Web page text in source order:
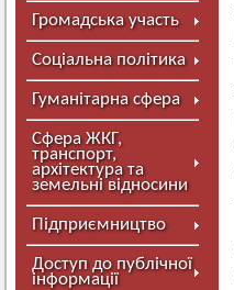
Громадська участь
Соціальна політика
Гуманітарна сфера
Сфера ЖКГ,
транспорт,
архітектура та
земельні відносини
Підприємництво
Доступ до публічної
інформації